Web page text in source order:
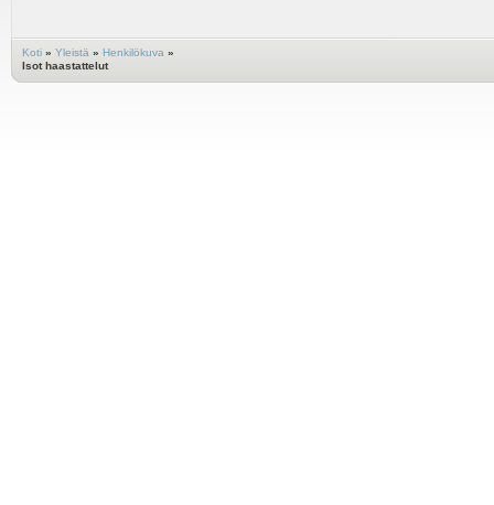
Koti » Yleistä » Henkilökuva »
Isot haastattelut